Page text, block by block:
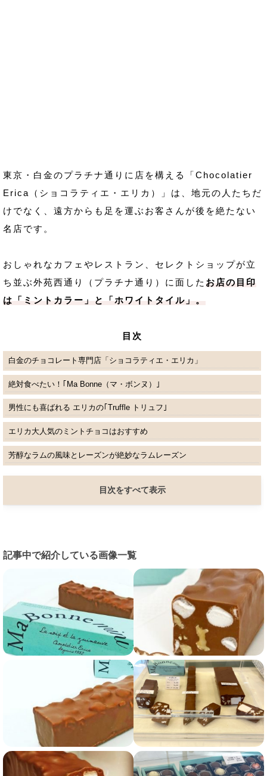
東京・白金のプラチナ通りに店を構える「Chocolatier
Erica（ショコラティエ・エリカ）」は、地元の人たちだ
けでなく、遠方からも足を運ぶお客さんが後を絶たない
名店です。
おしゃれなカフェやレストラン、セレクトショップが立
ち並ぶ外苑西通り（プラチナ通り）に面した お店の目印
は「ミントカラー」と「ホワイトタイル」。
目次
白金のチョコレート専門店「ショコラティエ・エリカ」
絶対食べたい！｢Ma Bonne（マ・ボンヌ）｣
男性にも喜ばれる エリカの｢Truffle トリュフ｣
エリカ大人気のミントチョコはおすすめ
芳醇なラムの風味とレーズンが絶妙なラムレーズン
目次をすべて表示
記事中で紹介している画像一覧